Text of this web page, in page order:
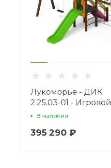
Лукоморье - ДИК
2.25.03-01 - Игровой
комплекс H=1200
В наличии
395 290 ₽